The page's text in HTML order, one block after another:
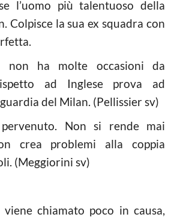
l’uomo più talentuoso della
Colpisce la sua ex squadra con
non ha molte occasioni da
ad Inglese prova ad
del Milan. (Pellissier sv)
Non si rende mai
crea problemi alla coppia
(Meggiorini sv)
chiamato poco in causa,